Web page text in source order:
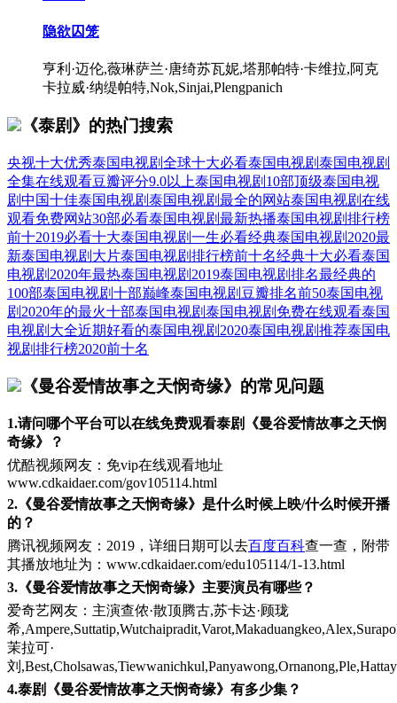
隐欲囚笼
亨利·迈伦,薇琳萨兰·唐绮苏瓦妮,塔那帕特·卡维拉,阿克
卡拉威·纳缇帕特,Nok,Sinjai,Plengpanich
《泰剧》的热门搜索
央视十大优秀泰国电视剧全球十大必看泰国电视剧泰国电视剧
全集在线观看豆瓣评分9.0以上泰国电视剧 10部顶级泰国电视
剧中国十佳泰国电视剧泰国电视剧最全的网站泰国电视剧在线
观看免费网站30部必看泰国电视剧最新热播泰国电视剧排行榜
前十2019必看十大泰国电视剧一生必看经典泰国电视剧 2020最
新泰国电视剧大片泰国电视剧排行榜前十名经典十大必看泰国
电视剧 2020年最热泰国电视剧 2019泰国电视剧排名最经典的
100部泰国电视剧十部巅峰泰国电视剧 豆瓣排名前50泰国电视
剧 2020年的最火十部泰国电视剧泰国电视剧免费在线观看泰国
电视剧大全近期好看的泰国电视剧 2020泰国电视剧推荐泰国电
视剧排行榜2020前十名
《曼谷爱情故事之天悯奇缘》的常见问题
1.请问哪个平台可以在线免费观看泰剧《曼谷爱情故事之天悯
奇缘》？
优酷视频网友：免vip在线观看地址
www.cdkaidaer.com/gov105114.html
2.《曼谷爱情故事之天悯奇缘》是什么时候上映/什么时候开播
的？
腾讯视频网友：2019，详细日期可以去百度百科查一查，附带
其播放地址为：www.cdkaidaer.com/edu105114/1-13.html
3.《曼谷爱情故事之天悯奇缘》主要演员有哪些？
爱奇艺网友：主演查侬·散顶腾古,苏卡达·顾珑
希
茉拉可·
刘
4.泰剧《曼谷爱情故事之天悯奇缘》有多少集？